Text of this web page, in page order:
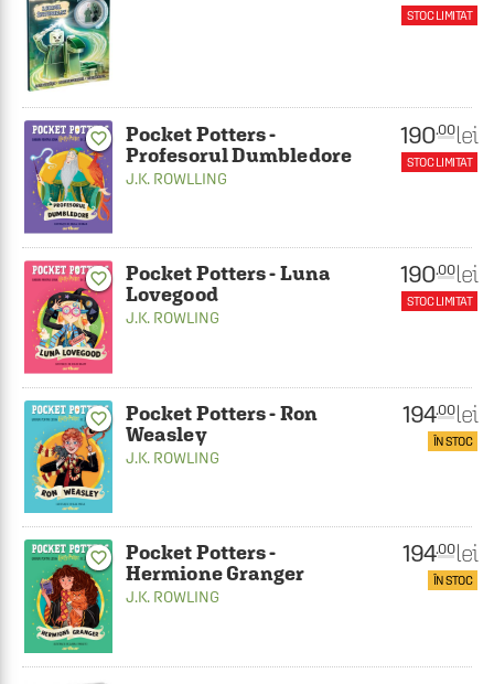
STOC LIMITAT
favorite_border
Pocket Potters -
Profesorul Dumbledore
J.K. ROWLLING
190.00 lei
STOC LIMITAT
favorite_border
Pocket Potters - Luna
Lovegood
J.K. ROWLING
190.00 lei
STOC LIMITAT
favorite_border
Pocket Potters - Ron
Weasley
J.K. ROWLING
194.00 lei
ÎN STOC
favorite_border
Pocket Potters -
Hermione Granger
J.K. ROWLING
194.00 lei
ÎN STOC